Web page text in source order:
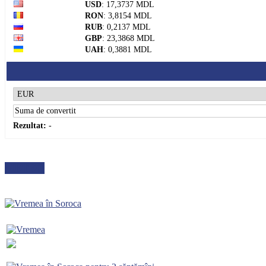
USD: 17,3737 MDL
RON: 3,8154 MDL
RUB: 0,2137 MDL
GBP: 23,3868 MDL
UAH: 0,3881 MDL
Rezultat: -